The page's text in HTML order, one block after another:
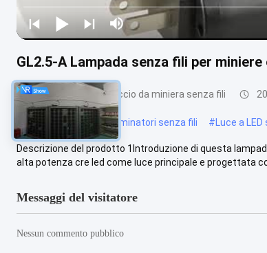
GL2.5-A Lampada senza fili per
Lampada per cappuccio da miniera senza fili
Luce di copertura per minatori senza fili #Luce a
Descrizione del prodotto 1Introduzione di questa
alta potenza cre led come luce principale e progettata
Messaggi del visitatore
Nessun commento pubblico